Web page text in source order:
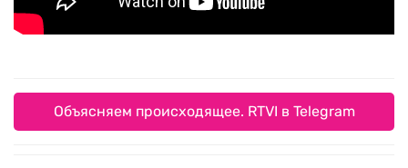
Объясняем происходящее. RTVI в Telegram